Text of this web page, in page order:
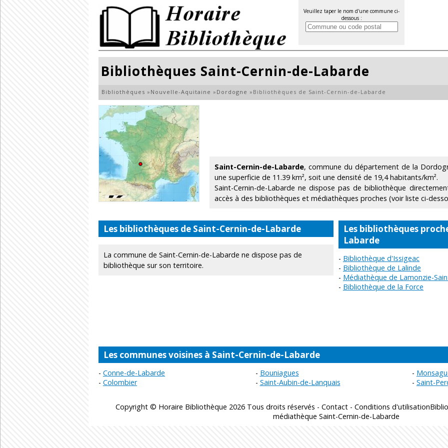
Veuillez taper le nom d'une commune ci-
dessous :
Bibliothèques Saint-Cernin-de-Labarde
Bibliothèques » Nouvelle-Aquitaine » Dordogne » Bibliothèques de Saint-Cernin-de-Labarde
Saint-Cernin-de-Labarde, commune du département de la
une superficie de 11.39 km², soit une densité de 19,4 habitants/km².
Saint-Cernin-de-Labarde ne dispose pas de bibliothèque
accès à des bibliothèques et médiathèques proches (voir liste ci-
Les bibliothèques de Saint-Cernin-de-Labarde
La commune de Saint-Cernin-de-Labarde ne dispose pas de
bibliothèque sur son territoire.
Les bibliothèques
Labarde
Bibliothèque d'Issigeac
Bibliothèque de Lalinde
Médiathèque de Lamonzie-
Bibliothèque de la Force
Les communes voisines à Saint-Cernin-de-Labarde
Conne-de-Labarde Bouniagues
Colombier
Saint-Aubin-de-Lanquais Saint-
Copyright © Horaire Bibliothèque 2026 Tous droits réservés - Contact - Conditions d'utilisation
médiathèque Saint-Cernin-de-Labarde